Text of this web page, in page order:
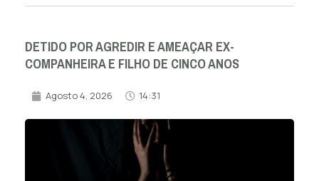
DETIDO POR AGREDIR E AMEAÇAR EX-
COMPANHEIRA E FILHO DE CINCO ANOS
Agosto 4, 2026 14:31